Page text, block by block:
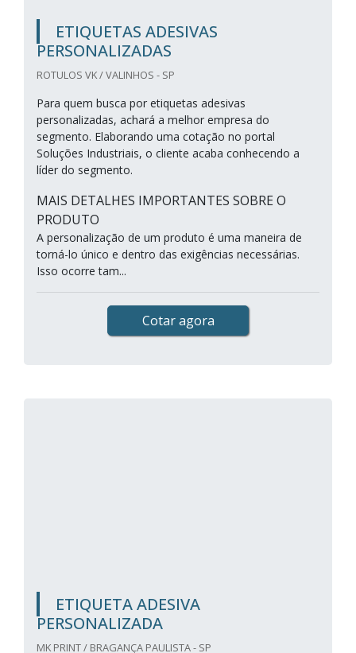
ETIQUETAS ADESIVAS
PERSONALIZADAS
ROTULOS VK / VALINHOS - SP
Para quem busca por etiquetas adesivas
personalizadas, achará a melhor empresa do
segmento. Elaborando uma cotação no portal
Soluções Industriais, o cliente acaba conhecendo a
líder do segmento.
MAIS DETALHES IMPORTANTES SOBRE O
PRODUTO
A personalização de um produto é uma maneira de
torná-lo único e dentro das exigências necessárias.
Isso ocorre tam...
Cotar agora
ETIQUETA ADESIVA
PERSONALIZADA
MK PRINT / BRAGANÇA PAULISTA - SP